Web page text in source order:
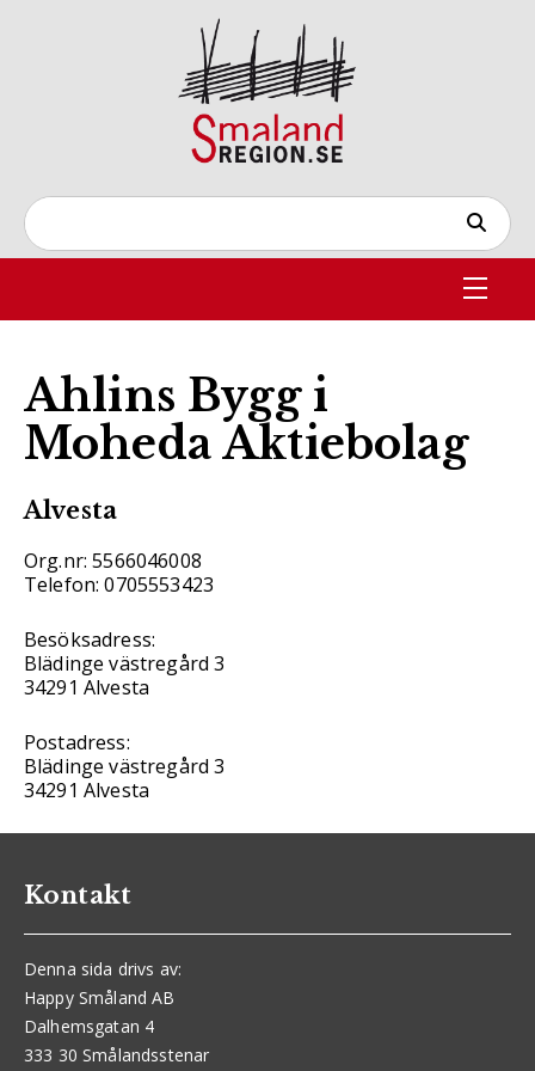
Ahlins Bygg i
Moheda Aktiebolag
Alvesta
Org.nr: 5566046008
Telefon: 0705553423
Besöksadress:
Blädinge västregård 3
34291 Alvesta
Postadress:
Blädinge västregård 3
34291 Alvesta
Kontakt
Denna sida drivs av:
Happy Småland AB
Dalhemsgatan 4
333 30 Smålandsstenar